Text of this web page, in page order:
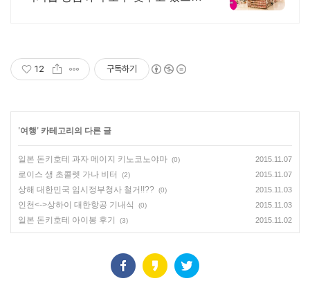
12 구독하기
'여행' 카테고리의 다른 글
일본 돈키호테 과자 메이지 키노코노야마 (0) 2015.11.07
로이스 생 초콜렛 가나 비터 (2) 2015.11.07
상해 대한민국 임시정부청사 철거!!?? (0) 2015.11.03
인천<->상하이 대한항공 기내식 (0) 2015.11.03
일본 돈키호테 아이봉 후기 (3) 2015.11.02